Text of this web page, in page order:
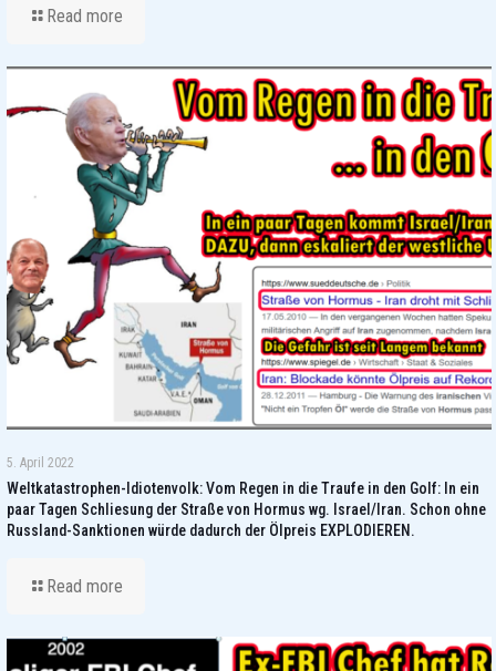
Read more
5. April 2022
Weltkatastrophen-Idiotenvolk: Vom Regen in die Traufe in den Golf: In ein
paar Tagen Schliesung der Straße von Hormus wg. Israel/Iran. Schon ohne
Russland-Sanktionen würde dadurch der Ölpreis EXPLODIEREN.
Read more